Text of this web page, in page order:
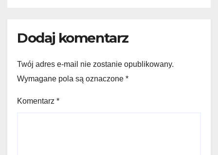
Dodaj komentarz
Twój adres e-mail nie zostanie opublikowany.
Wymagane pola są oznaczone *
Komentarz *